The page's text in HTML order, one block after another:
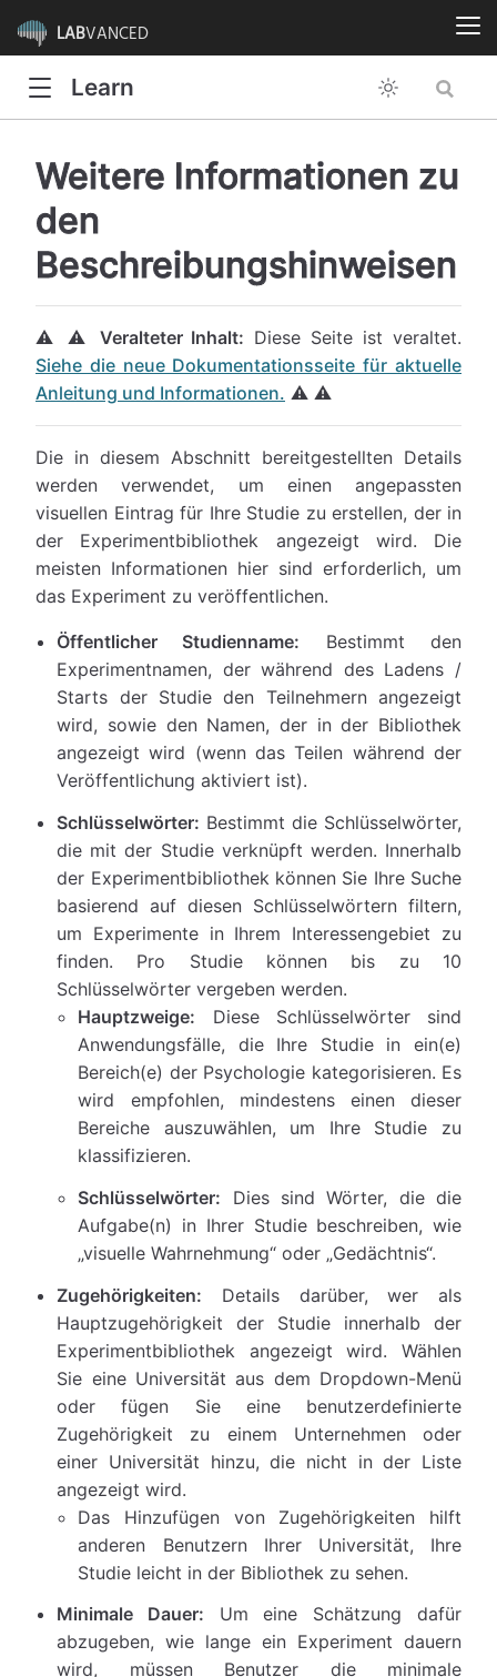
LABVANCED
Learn
Weitere Informationen zu
den
Beschreibungshinweisen
⚠️ ⚠️ Veralteter Inhalt: Diese Seite ist veraltet.
Siehe die neue Dokumentationsseite für aktuelle
Anleitung und Informationen. ⚠️ ⚠️
Die in diesem Abschnitt bereitgestellten Details
werden verwendet, um einen angepassten
visuellen Eintrag für Ihre Studie zu erstellen, der in
der Experimentbibliothek angezeigt wird. Die
meisten Informationen hier sind erforderlich, um
das Experiment zu veröffentlichen.
Öffentlicher Studienname: Bestimmt den
Experimentnamen, der während des Ladens /
Starts der Studie den Teilnehmern angezeigt
wird, sowie den Namen, der in der Bibliothek
angezeigt wird (wenn das Teilen während der
Veröffentlichung aktiviert ist).
Schlüsselwörter: Bestimmt die Schlüsselwörter,
die mit der Studie verknüpft werden. Innerhalb
der Experimentbibliothek können Sie Ihre Suche
basierend auf diesen Schlüsselwörtern filtern,
um Experimente in Ihrem Interessengebiet zu
finden. Pro Studie können bis zu 10
Schlüsselwörter vergeben werden.
Hauptzweige: Diese Schlüsselwörter sind
Anwendungsfälle, die Ihre Studie in ein(e)
Bereich(e) der Psychologie kategorisieren. Es
wird empfohlen, mindestens einen dieser
Bereiche auszuwählen, um Ihre Studie zu
klassifizieren.
Schlüsselwörter: Dies sind Wörter, die die
Aufgabe(n) in Ihrer Studie beschreiben, wie
„visuelle Wahrnehmung“ oder „Gedächtnis“.
Zugehörigkeiten: Details darüber, wer als
Hauptzugehörigkeit der Studie innerhalb der
Experimentbibliothek angezeigt wird. Wählen
Sie eine Universität aus dem Dropdown-Menü
oder fügen Sie eine benutzerdefinierte
Zugehörigkeit zu einem Unternehmen oder
einer Universität hinzu, die nicht in der Liste
angezeigt wird.
Das Hinzufügen von Zugehörigkeiten hilft
anderen Benutzern Ihrer Universität, Ihre
Studie leicht in der Bibliothek zu sehen.
Minimale Dauer: Um eine Schätzung dafür
abzugeben, wie lange ein Experiment dauern
wird, müssen Benutzer die minimale